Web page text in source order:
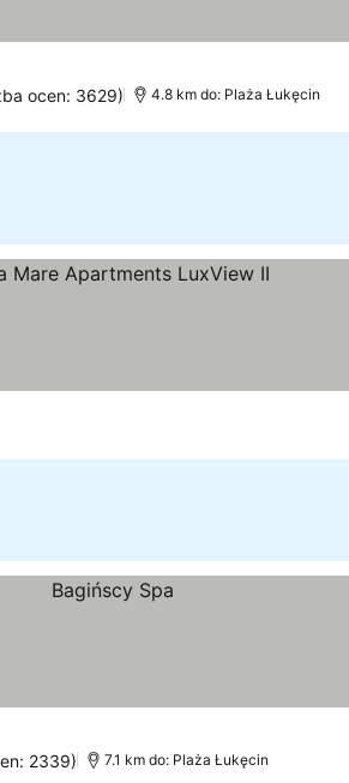
ocen: 3629) 4.8 km do: Plaża Łukęcin
2339) 7.1 km do: Plaża Łukęcin